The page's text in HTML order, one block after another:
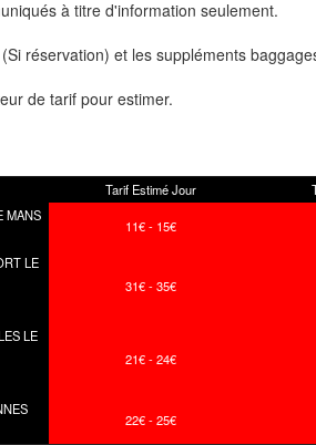
à titre d'information seulement.
réservation) et les suppléments
de tarif pour estimer.
Tarif Estimé Jour
MANS
11€ - 15€
LE
31€ - 35€
LE
21€ - 24€
22€ - 25€